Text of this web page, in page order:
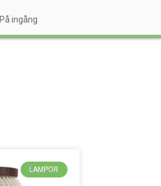
På ingång
LAMPOR